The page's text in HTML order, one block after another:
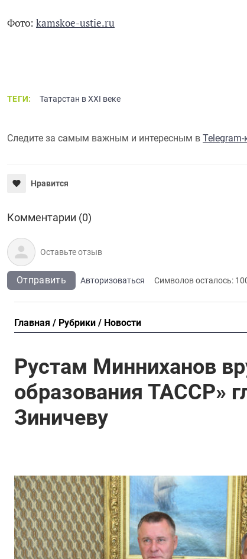
Фото: kamskoe-ustie.ru
ТЕГИ: Татарстан в XXI веке
Следите за самым важным и интересным в
Нравится
Комментарии (0)
Отправить Авторизоваться Символов осталось:
Главная Рубрики Новости
Рустам Минниханов
образования ТАССР»
Зиничеву